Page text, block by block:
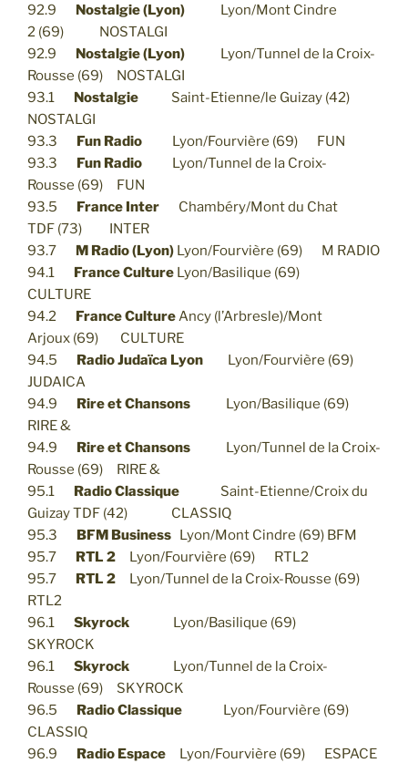
92.9 Nostalgie (Lyon) Lyon/Mont Cindre
2 (69) NOSTALGI
92.9 Nostalgie (Lyon) Lyon/Tunnel de la Croix-
Rousse (69) NOSTALGI
93.1 Nostalgie Saint-Etienne/le Guizay (42)
NOSTALGI
93.3 Fun Radio Lyon/Fourvière (69) FUN
93.3 Fun Radio Lyon/Tunnel de la Croix-
Rousse (69) FUN
93.5 France Inter Chambéry/Mont du Chat
TDF (73) INTER
93.7 M Radio (Lyon) Lyon/Fourvière (69) M RADIO
94.1 France Culture Lyon/Basilique (69)
CULTURE
94.2 France CultureAncy (l’Arbresle)/Mont
Arjoux (69) CULTURE
94.5 Radio Judaïca Lyon Lyon/Fourvière (69)
JUDAICA
94.9 Rire et Chansons Lyon/Basilique (69)
RIRE &
94.9 Rire et Chansons Lyon/Tunnel de la Croix-
Rousse (69) RIRE &
95.1 Radio Classique Saint-Etienne/Croix du
Guizay TDF (42) CLASSIQ
95.3 BFM Business Lyon/Mont Cindre (69) BFM
95.7 RTL 2 Lyon/Fourvière (69) RTL2
95.7 RTL 2 Lyon/Tunnel de la Croix-Rousse (69)
RTL2
96.1 Skyrock Lyon/Basilique (69)
SKYROCK
96.1 Skyrock Lyon/Tunnel de la Croix-
Rousse (69) SKYROCK
96.5 Radio Classique Lyon/Fourvière (69)
CLASSIQ
96.9 Radio Espace Lyon/Fourvière (69) ESPACE